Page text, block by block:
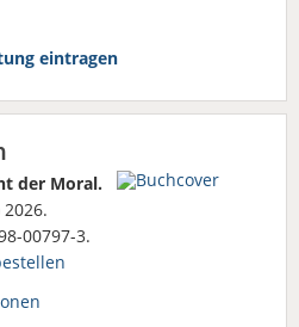
eintragen
der Moral.
00797-3.